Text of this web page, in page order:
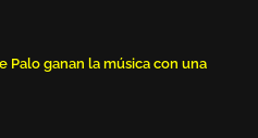
Palo ganan la música con una